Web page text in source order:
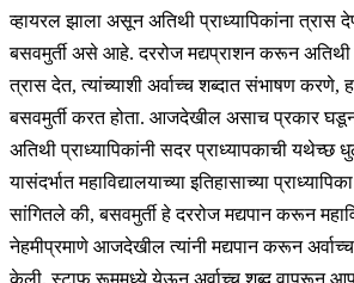
व्हायरल झाला असून अतिथी प्राध्यापिकांना त्रास
बसवमुर्ती असे आहे. दररोज मद्यप्राशन करून अतिथी
त्रास देत, त्यांच्याशी अर्वाच्च शब्दात संभाषण
बसवमुर्ती करत होता. आजदेखील असाच प्रकार
अतिथी प्राध्यापिकांनी सदर प्राध्यापकाची यथेच्छ
यासंदर्भात महाविद्यालयाच्या इतिहासाच्या
सांगितले की, बसवमुर्ती हे दररोज मद्यपान करून
नेहमीप्रमाणे आजदेखील त्यांनी मद्यपान करून
केली. स्टाफ रूममध्ये येऊन अर्वाच्च शब्द वापरून